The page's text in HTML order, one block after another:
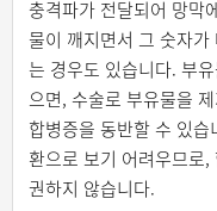
충격파가 전달되어 망막
물이 깨지면서 그 숫자
는 경우도 있습니다. 부
으면, 수술로 부유물을
합병증을 동반할 수 있
환으로 보기 어려우므로
권하지 않습니다.